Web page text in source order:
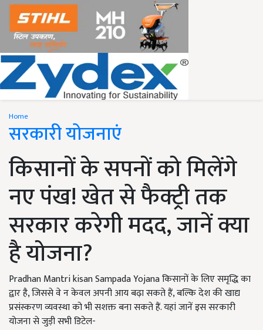
Home
सरकारी योजनाएं
किसानों के सपनों को मिलेंगे
नए पंख! खेत से फैक्ट्री तक
सरकार करेगी मदद, जानें क्या
है योजना?
Pradhan Mantri kisan Sampada Yojana किसानों के लिए समृद्धि का
द्वार है, जिससे वे न केवल अपनी आय बढ़ा सकते हैं, बल्कि देश की खाद्य
प्रसंस्करण व्यवस्था को भी सशक्त बना सकते हैं. यहां जानें इस सरकारी
योजना से जुड़ी सभी डिटेल-